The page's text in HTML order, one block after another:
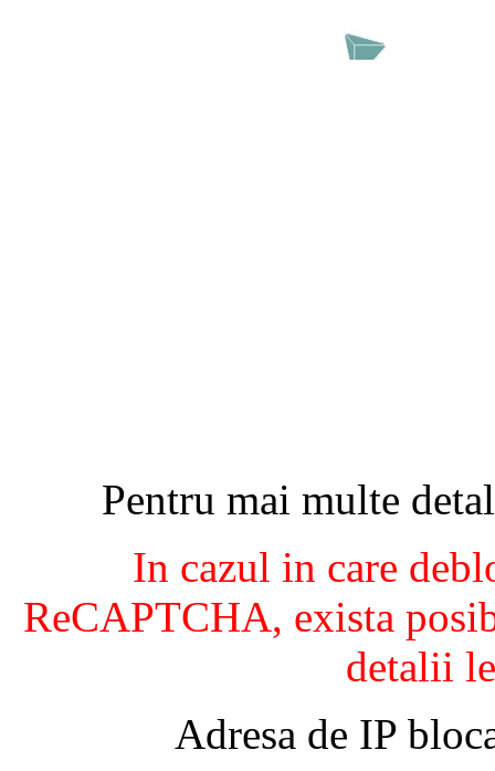
Pentru mai multe
In cazul in care
ReCAPTCHA, exista
detalii
Adresa de IP